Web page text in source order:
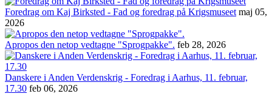
Foredrag om Kaj Birksted - Fad og foredrag på Krigsmuseet maj 05,
2026
Apropos den netop vedtagne "Sprogpakke". feb 28, 2026
Danskere i Anden Verdenskrig - Foredrag i Aarhus, 11. februar,
17.30 feb 06, 2026